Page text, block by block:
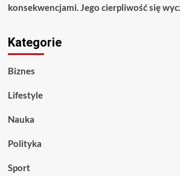
konsekwencjami. Jego cierpliwość się
Kategorie
Biznes
Lifestyle
Nauka
Polityka
Sport